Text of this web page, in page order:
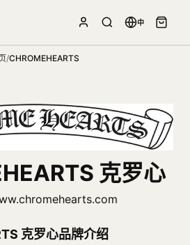
中
/CHROMEHEARTS
克罗心
克罗心品牌介绍